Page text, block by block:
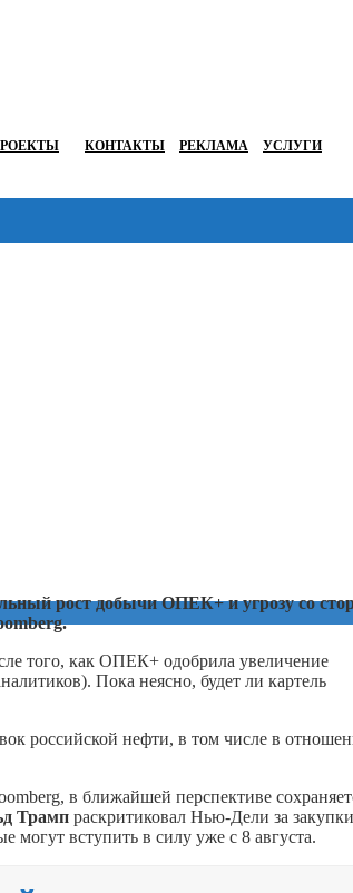
КОНТАКТЫ РЕКЛАМА УСЛУГИ
рост добычи ОПЕК+ и угрозу со
того, как ОПЕК+ одобрила увеличение
Пока неясно, будет ли картель
российской нефти, в том числе в
в ближайшей перспективе
Трамп раскритиковал Нью-Дели за закупки
вступить в силу уже с 8 августа.